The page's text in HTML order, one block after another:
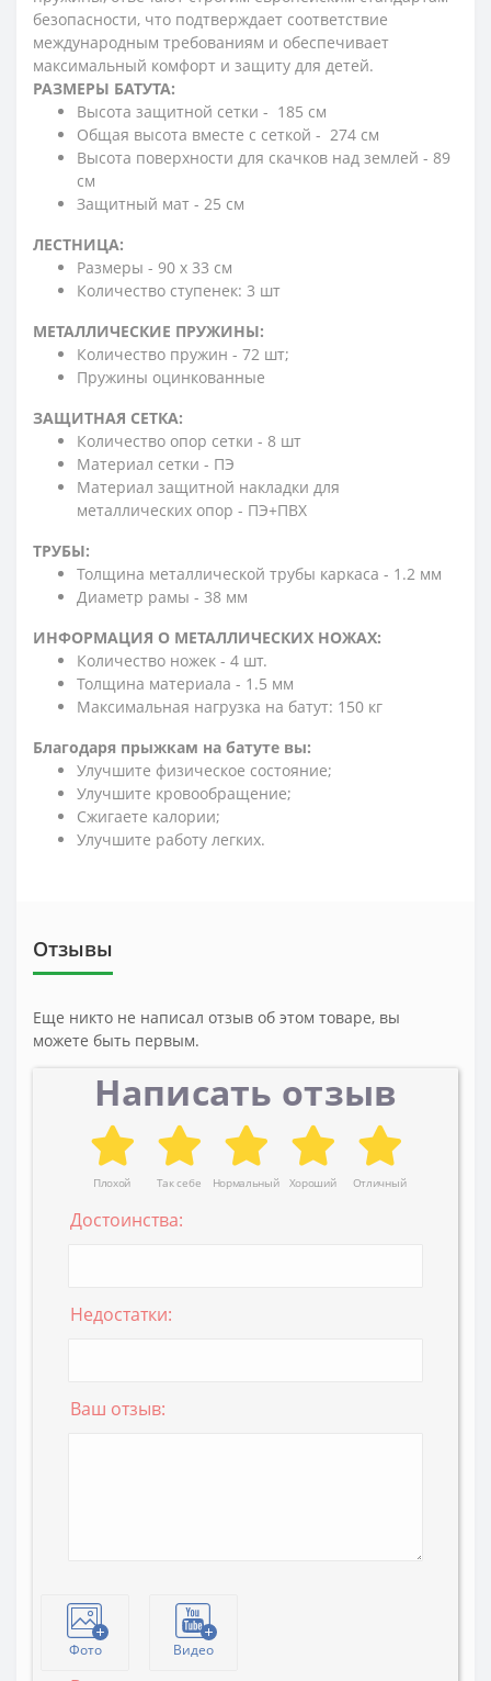
безопасности, что подтверждает соответствие
международным требованиям и обеспечивает
максимальный комфорт и защиту для детей.
РАЗМЕРЫ БАТУТА:
Высота защитной сетки - 185 см
Общая высота вместе с сеткой - 274 см
Высота поверхности для скачков над землей - 89
см
Защитный мат - 25 см
ЛЕСТНИЦА:
Размеры - 90 х 33 см
Количество ступенек: 3 шт
МЕТАЛЛИЧЕСКИЕ ПРУЖИНЫ:
Количество пружин - 72 шт;
Пружины оцинкованные
ЗАЩИТНАЯ СЕТКА:
Количество опор сетки - 8 шт
Материал сетки - ПЭ
Материал защитной накладки для
металлических опор - ПЭ+ПВХ
ТРУБЫ:
Толщина металлической трубы каркаса - 1.2 мм
Диаметр рамы - 38 мм
ИНФОРМАЦИЯ О МЕТАЛЛИЧЕСКИХ НОЖАХ:
Количество ножек - 4 шт.
Толщина материала - 1.5 мм
Максимальная нагрузка на батут: 150 кг
Благодаря прыжкам на батуте вы:
Улучшите физическое состояние;
Улучшите кровообращение;
Сжигаете калории;
Улучшите работу легких.
Отзывы
Еще никто не написал отзыв об этом товаре, вы
можете быть первым.
Написать отзыв
Плохой Так себе Нормальный Хороший Отличный
Достоинства:
Недостатки:
Ваш отзыв:
Фото Видео